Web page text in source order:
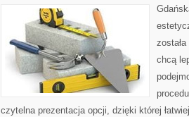
chcą
czytelna prezentacja opcji, dzięki której